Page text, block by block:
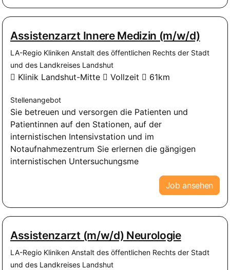
Assistenzarzt Innere Medizin (m/w/d)
LA-Regio Kliniken Anstalt des öffentlichen Rechts der Stadt
und des Landkreises Landshut
Klinik Landshut-Mitte Vollzeit 61km
Stellenangebot
Sie betreuen und versorgen die Patienten und
Patientinnen auf den Stationen, auf der
internistischen Intensivstation und im
Notaufnahmezentrum Sie erlernen die gängigen
internistischen Untersuchungsme
Job ansehen
Assistenzarzt (m/w/d) Neurologie
LA-Regio Kliniken Anstalt des öffentlichen Rechts der Stadt
und des Landkreises Landshut